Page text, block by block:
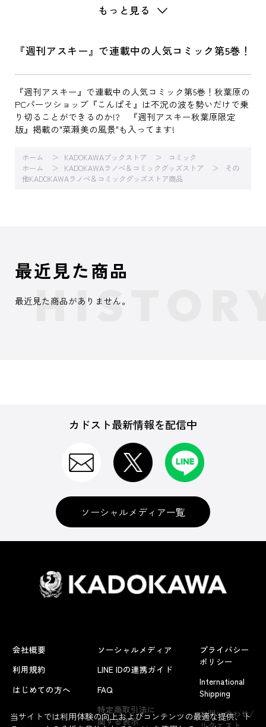
もっと見る
『週刊アスキー』で連載中の人気コミック第5巻！
『週刊アスキー』で連載中の人気コミック第5巻！秋葉原の
PCパーツショップ『こんぱそ』は不況の波を勢いだけで乗
り切ることができるのか!? 『週刊アスキー秋葉原限定
版』掲載の"菜瀬美の風景"も入ってます!
ホーム KADOKAWAブックストア
コミック
ホーム
KADOKAWAラノベ＆コミックグッズストア
その
他KADOKAWAラノベ＆コミックグッズストア商品
よくあるお問い合わせ
最近見た商品
最近見た商品がありません。
カドスト最新情報を配信中
ソーシャルメディア一覧
会社概要
利用規約
はじめての方へ
ソーシャルメディア
LINE IDの連携ガイド
FAQ
特定商取引法に
関する表示
プライバシー
ポリシー
International
Shipping
お問い合わせ/
当サイトでは利用体験の向上およびコンテンツの最適な提供、ト